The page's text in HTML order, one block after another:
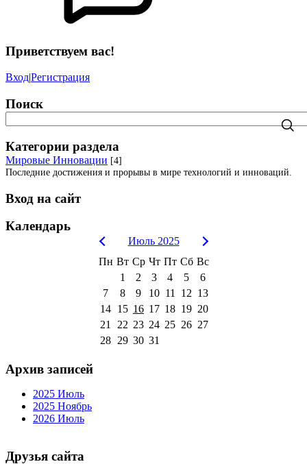
Приветствуем вас!
Вход|Регистрация
Поиск
Категории раздела
Мировые Инновации [4]
Последние достижения и прорывы в мире технологий и инноваций.
Вход на сайт
Календарь
Июль 2025
Пн Вт Ср Чт Пт Сб Вс
1
2 3 4 5
6
7
8 9 10 11 12 13
14 15 16 17 18 19 20
21
22 23 24 25 26 27
28 29 30 31
Архив записей
2025 Июль
2025 Ноябрь
2026 Июль
Друзья сайта